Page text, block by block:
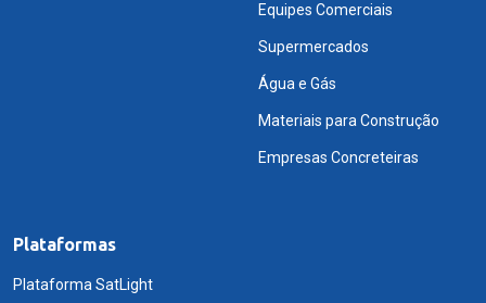
Equipes Comerciais
Supermercados
Água e Gás
Materiais para Construção
Empresas Concreteiras
Plataformas
Plataforma SatLight